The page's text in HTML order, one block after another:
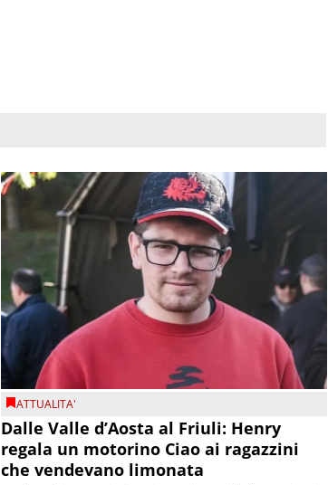
ATTUALITA'
Dalle Valle d’Aosta al Friuli: Henry
regala un motorino Ciao ai ragazzini
che vendevano limonata